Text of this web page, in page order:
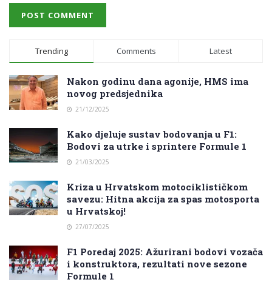
Trending Comments Latest
Nakon godinu dana agonije, HMS ima
novog predsjednika
21/12/2025
Kako djeluje sustav bodovanja u F1:
Bodovi za utrke i sprintere Formule 1
21/03/2025
Kriza u Hrvatskom motociklističkom
savezu: Hitna akcija za spas motosporta
u Hrvatskoj!
27/07/2025
F1 Poredaj 2025: Ažurirani bodovi vozača
i konstruktora, rezultati nove sezone
Formule 1